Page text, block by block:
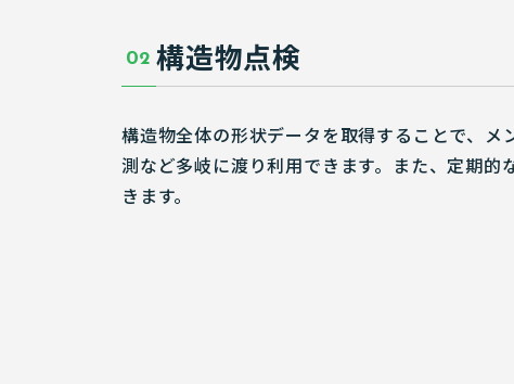
02 構造物点検
構造物全体の形状データを取得することで、
測など多岐に渡り利用できます。また、定期
きます。